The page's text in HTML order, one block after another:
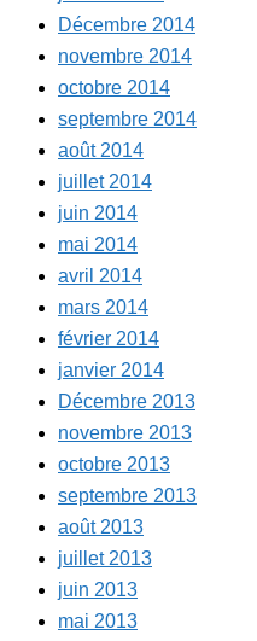
Décembre 2014
novembre 2014
octobre 2014
septembre 2014
août 2014
juillet 2014
juin 2014
mai 2014
avril 2014
mars 2014
février 2014
janvier 2014
Décembre 2013
novembre 2013
octobre 2013
septembre 2013
août 2013
juillet 2013
juin 2013
mai 2013